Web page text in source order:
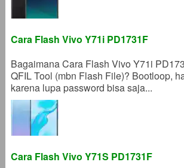
Cara Flash Vivo Y71i PD1731F
Bagaimana Cara Flash Vivo Y71i
QFIL Tool (mbn Flash File)? Bootloop,
karena lupa password bisa saja...
Cara Flash Vivo Y71S PD1731F